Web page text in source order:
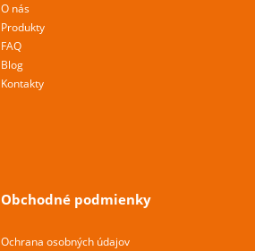
O nás
Produkty
FAQ
Blog
Kontakty
Obchodné podmienky
Ochrana osobných údajov